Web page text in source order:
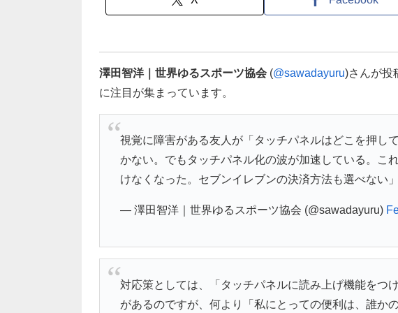
澤田智洋｜世界ゆるスポーツ協会 (@sawadayuru)さんが投
に注目が集まっています。
視覚に障害がある友人が「タッチパネルはどこを押し
かない。でもタッチパネル化の波が加速している。こ
けなくなった。セブンイレブンの決済方法も選べない
— 澤田智洋｜世界ゆるスポーツ協会 (@sawadayuru)
対応策としては、「タッチパネルに読み上げ機能をつ
があるのですが、何より「私にとっての便利は、誰か